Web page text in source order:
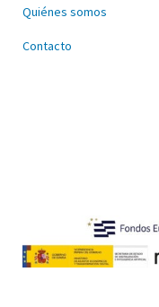
Quiénes somos
Contacto